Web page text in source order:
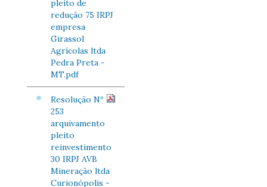
pleito de
redução 75 IRPJ
empresa
Girassol
Agrícolas ltda
Pedra Preta -
MT.pdf
Resolução Nº
253
arquivamento
pleito
reinvestimento
30 IRPJ AVB
Mineração ltda
Curionópolis -